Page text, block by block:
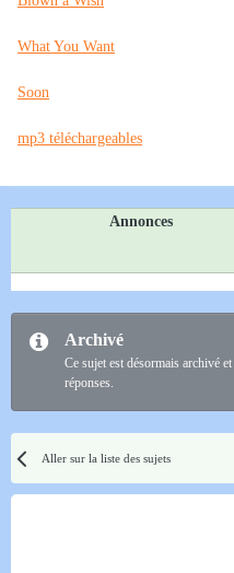
What You Want
Soon
mp3 téléchargeables
Annonces
Archivé
Ce sujet est désormais archivé
réponses.
Aller sur la liste des sujets